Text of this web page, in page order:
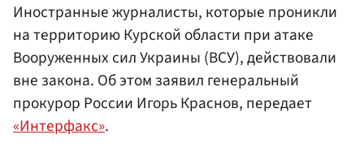
Иностранные журналисты, которые проникли
на территорию Курской области при атаке
Вооруженных сил Украины (ВСУ), действовали
вне закона. Об этом заявил генеральный
прокурор России Игорь Краснов, передает
«Интерфакс».